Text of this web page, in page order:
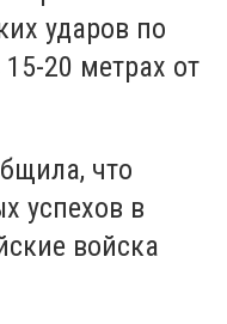
ударов по
20 метрах от
что
успехов в
войска